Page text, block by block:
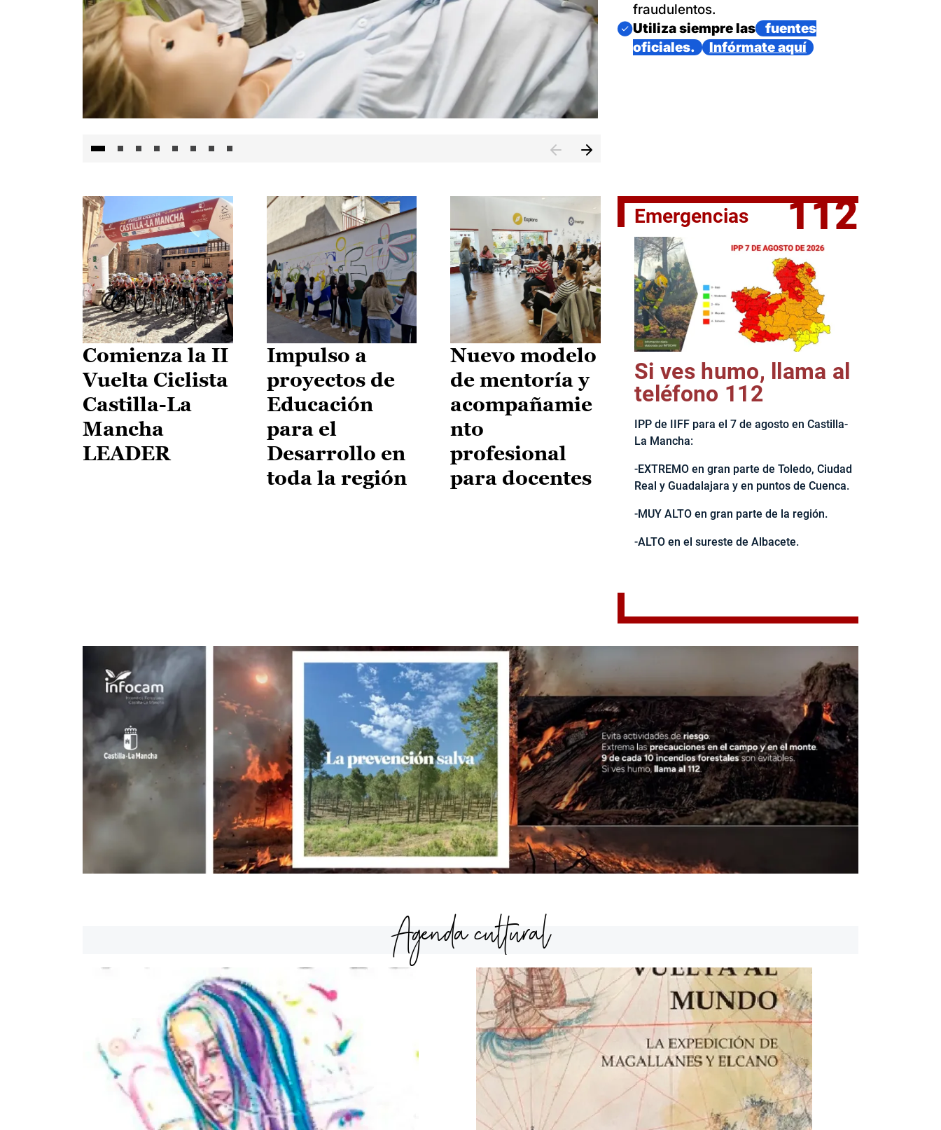
El jefe del Ejecutivo castellanomanchego, Emiliano García-
fraudulentos.
Imagen
Utiliza siempre las
fuentes
oficiales.
Infórmate aquí
Comienza la II
Vuelta Ciclista
Castilla-La
Mancha
LEADER
Impulso a
proyectos de
Educación
para el
Desarrollo en
toda la región
Nuevo modelo
de mentoría y
acompañamie
nto
profesional
para docentes
Emergencias 112
Si ves humo, llama al
teléfono 112
IPP de IIFF para el 7 de agosto en Castilla-
La Mancha:
-EXTREMO en gran parte de Toledo, Ciudad
Real y Guadalajara y en puntos de Cuenca.
-MUY ALTO en gran parte de la región.
-ALTO en el sureste de Albacete.
Agenda cultural